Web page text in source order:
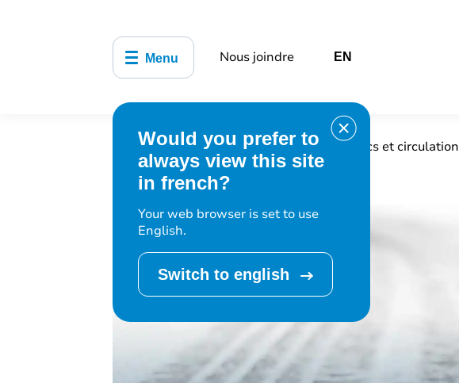
Menu Nous joindre EN
Would you prefer to
always view this site
in french?
Your web browser is set to use
English.
Switch to english
Accueil Infrastructures, réseaux publics et circulation
infractions